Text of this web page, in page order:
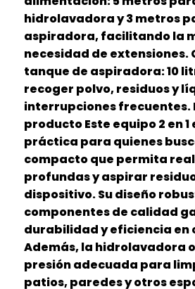
hidrolavadora y 3 metros
aspiradora, facilitando la
necesidad de extensiones.
tanque de aspiradora: 10
recoger polvo, residuos y
interrupciones frecuentes.
producto Este equipo 2 en 1
práctica para quienes
compacto que permita
profundas y aspirar
dispositivo. Su diseño
componentes de calidad
durabilidad y eficiencia en
Además, la hidrolavadora
presión adecuada para
patios, paredes y otros